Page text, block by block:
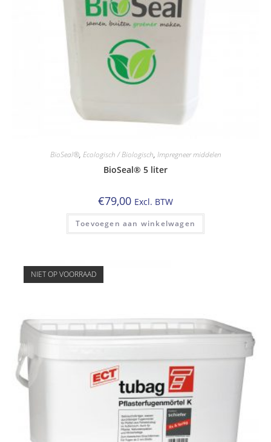
BioSeal®, Ecologisch / Biologisch, Impregneer middelen
BioSeal® 5 liter
€79,00 Excl. BTW
Toevoegen aan winkelwagen
NIET OP VOORRAAD